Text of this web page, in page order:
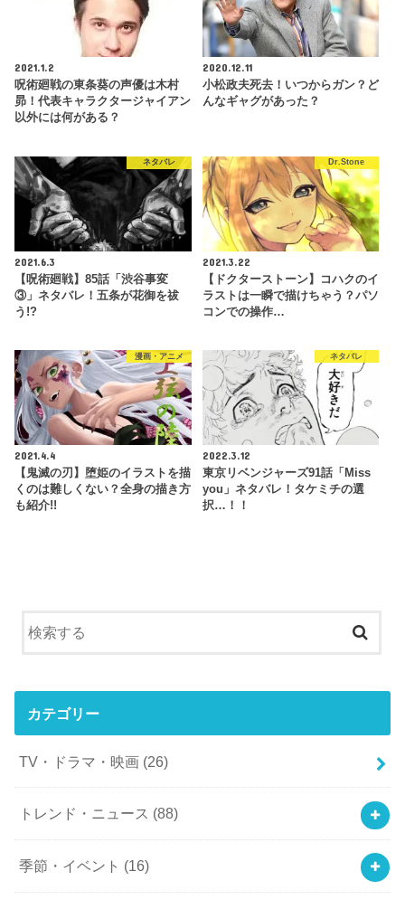
2021.1.2
呪術廻戦の東条葵の声優は木村
昴！代表キャラクタージャイアン
以外には何がある？
2020.12.11
小松政夫死去！いつからガン？ど
んなギャグがあった？
ネタバレ
2021.6.3
【呪術廻戦】85話「渋谷事変
③」ネタバレ！五条が花御を祓
う!?
Dr.Stone
2021.3.22
【ドクターストーン】コハクのイ
ラストは一瞬で描けちゃう？パソ
コンでの操作…
漫画・アニメ
2021.4.4
【鬼滅の刃】堕姫のイラストを描
くのは難しくない？全身の描き方
も紹介!!
ネタバレ
2022.3.12
東京リベンジャーズ91話「Miss
you」ネタバレ！タケミチの選
択…！！
カテゴリー
TV・ドラマ・映画 (26)
トレンド・ニュース (88)
季節・イベント (16)